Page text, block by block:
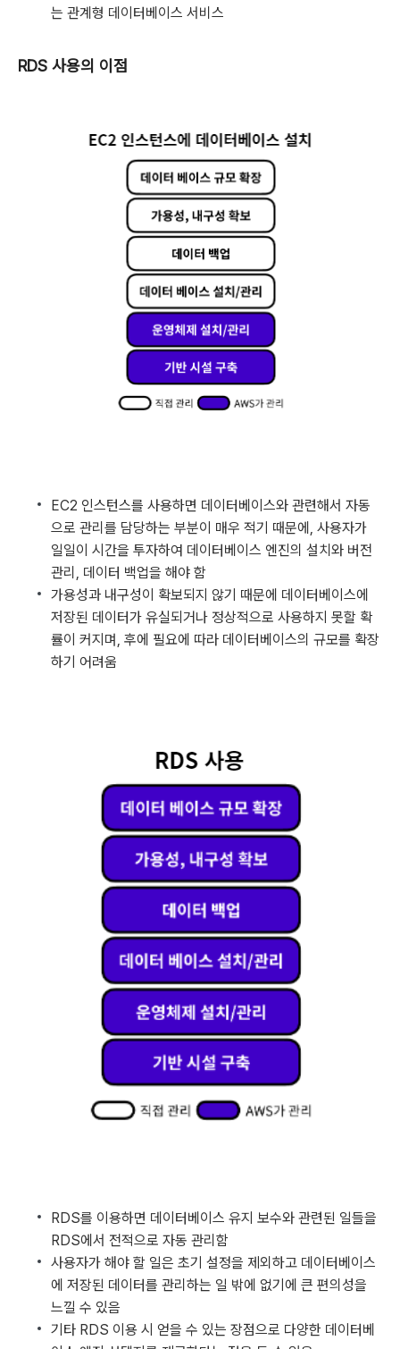
는 관계형 데이터베이스 서비스
RDS 사용의 이점
EC2 인스턴스를 사용하면 데이터베이스와 관련해서 자동
으로 관리를 담당하는 부분이 매우 적기 때문에, 사용자가
일일이 시간을 투자하여 데이터베이스 엔진의 설치와 버전
관리, 데이터 백업을 해야 함
가용성과 내구성이 확보되지 않기 때문에 데이터베이스에
저장된 데이터가 유실되거나 정상적으로 사용하지 못할 확
률이 커지며, 후에 필요에 따라 데이터베이스의 규모를 확장
하기 어려움
RDS를 이용하면 데이터베이스 유지 보수와 관련된 일들을
RDS에서 전적으로 자동 관리함
사용자가 해야 할 일은 초기 설정을 제외하고 데이터베이스
에 저장된 데이터를 관리하는 일 밖에 없기에 큰 편의성을
느낄 수 있음
기타 RDS 이용 시 얻을 수 있는 장점으로 다양한 데이터베